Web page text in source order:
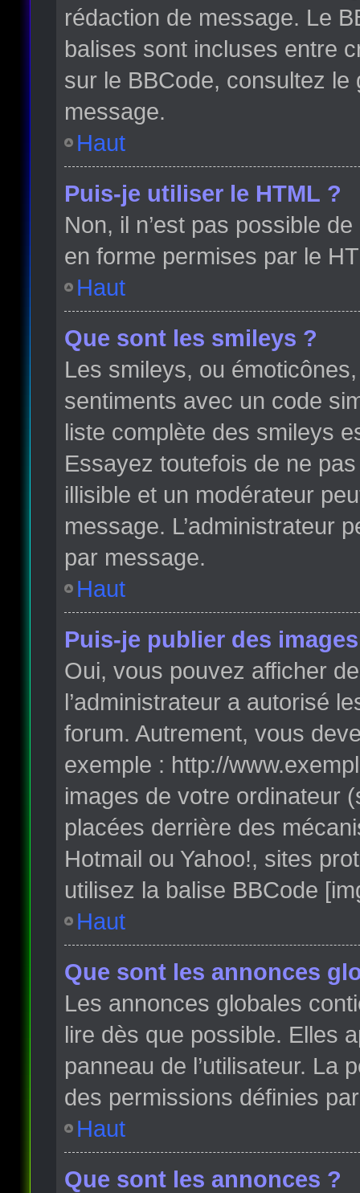
rédaction de message. Le
balises sont incluses entre
sur le BBCode, consultez
message.
Haut
Puis-je utiliser le HTML ?
Non, il n’est pas possible
en forme permises par le
Haut
Que sont les smileys ?
Les smileys, ou
sentiments avec un code
liste complète des smileys
Essayez toutefois de ne
illisible et un modérateur
message. L’administrateur
par message.
Haut
Puis-je publier des
Oui, vous pouvez afficher
l’administrateur a autorisé
forum. Autrement, vous
exemple : http://
images de votre ordinateur
placées derrière des
Hotmail ou Yahoo!, sites
utilisez la balise BBCode
Haut
Que sont les annonces
Les annonces globales
lire dès que possible. Elles
panneau de l’utilisateur. La
des permissions définies
Haut
Que sont les annonces ?